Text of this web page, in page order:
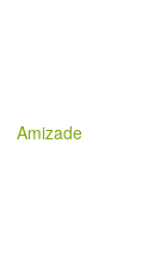
Amizade